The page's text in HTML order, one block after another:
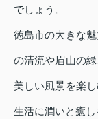
でしょう。
徳島市の大きな
の清流や眉山の
美しい風景を楽
生活に潤いと癒し